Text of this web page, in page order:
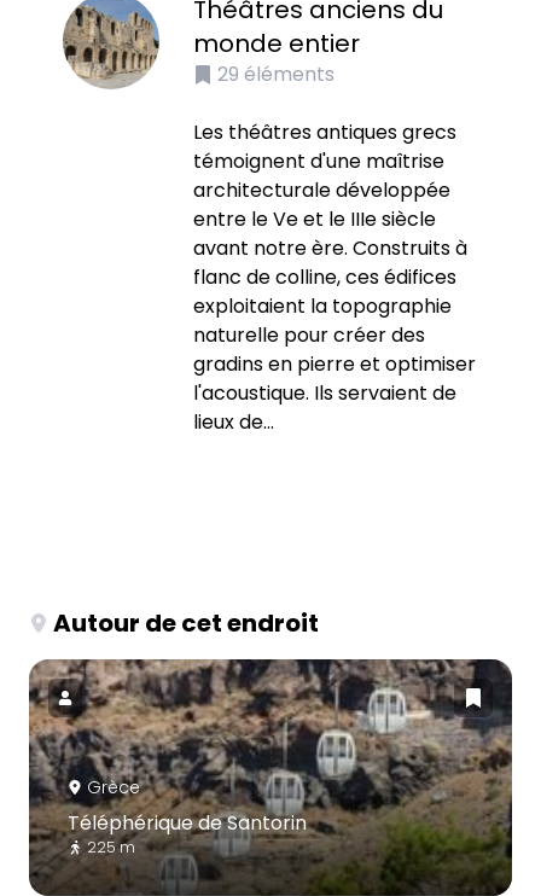
Théâtres anciens du
monde entier
29 éléments
Les théâtres antiques grecs
témoignent d'une maîtrise
architecturale développée
entre le Ve et le IIIe siècle
avant notre ère. Construits à
flanc de colline, ces édifices
exploitaient la topographie
naturelle pour créer des
gradins en pierre et optimiser
l'acoustique. Ils servaient de
lieux de...
Autour de cet endroit
Grèce
Téléphérique de Santorin
225 m